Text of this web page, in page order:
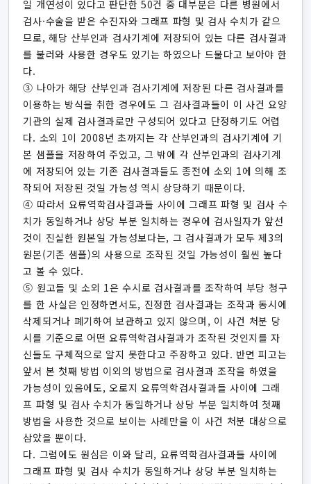
일 개연성이 있다고 판단한 50건 중 대부분은 다른 병원에서
검사·수술을 받은 수진자와 그래프 파형 및 검사 수치가 같으
므로, 해당 산부인과 검사기계에 저장되어 있는 다른 검사결과
를 불러와 사용한 경우도 있기는 하였으나 드물다고 보아야 한
다.
③ 나아가 해당 산부인과 검사기계에 저장된 다른 검사결과를
이용하는 방식을 취한 경우에도 그 검사결과들이 이 사건 요양
기관의 실제 검사결과로만 구성되어 있다고 단정하기도 어렵
다. 소외 1이 2008년 초까지는 각 산부인과의 검사기계에 기
본 샘플을 저장하여 주었고, 그 밖에 각 산부인과의 검사기계
에 저장되어 있는 기존 검사결과들도 종전에 소외 1에 의해 조
작되어 저장된 것일 가능성 역시 상당하기 때문이다.
④ 따라서 요류역학검사결과들 사이에 그래프 파형 및 검사 수
치가 동일하거나 상당 부분 일치하는 경우에 검사일자가 앞선
것이 진실한 원본일 가능성보다는, 그 검사결과가 모두 제3의
원본(기존 샘플)의 사용으로 조작된 것일 가능성이 훨씬 높다
고 볼 수 있다.
⑤ 원고들 및 소외 1은 수시로 검사결과를 조작하여 부당 청구
를 한 사실은 인정하면서도, 진정한 검사결과는 조작과 동시에
삭제되거나 폐기하여 보관하고 있지 않으며, 이 사건 처분 당
시를 기준으로 어떤 요류역학검사결과가 조작된 것인지를 자
신들도 구체적으로 알지 못한다고 주장하고 있다. 반면 피고는
앞서 본 첫째 방법 이외의 방법으로 검사결과 조작을 하였을
가능성이 있음에도, 오로지 요류역학검사결과들 사이에 그래
프 파형 및 검사 수치가 동일하거나 상당 부분 일치하여 첫째
방법을 사용한 것으로 보이는 사례만을 이 사건 처분 대상으로
삼았을 뿐이다.
다. 그럼에도 원심은 이와 달리, 요류역학검사결과들 사이에
그래프 파형 및 검사 수치가 동일하거나 상당 부분 일치하는